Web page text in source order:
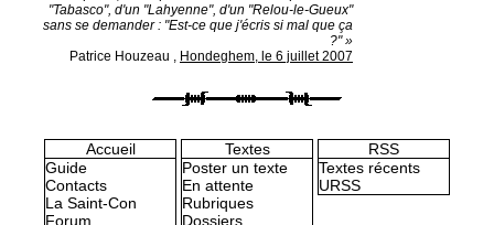
"Tabasco", d'un "Lahyenne", d'un "Relou-le-Gueux"
sans se demander : "Est-ce que j'écris si mal que ça
?" »
Patrice Houzeau , Hondeghem, le 6 juillet 2007
Accueil
Guide
Contacts
La Saint-Con
Forum
Textes
Poster un texte
En attente
Rubriques
Dossiers
RSS
Textes récents
URSS